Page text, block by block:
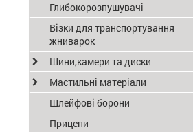
Глибокорозпушувачі
Візки для транспортування
жниварок
Шини,камери та диски
Мастильні матеріали
Шлейфові борони
Прицепи